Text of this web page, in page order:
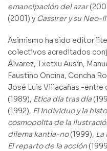
emancipación del azar
(2001) y Cassirer y su Neo-
Asimismo ha sido editor
colectivos acreditados
Álvarez, Txetxu Ausín,
Faustino Oncina, Concha
José Luis Villacañas -entre
(1989), Etica día tras día
(1992), El individuo y la
cosmopolita de la
dilema kantia-no(1999),
El reparto de la acción